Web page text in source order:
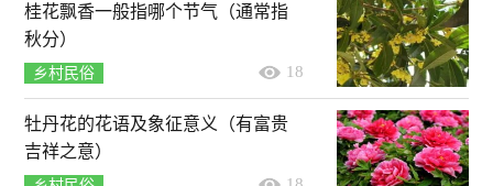
桂花飘香一般指哪个节气（通常指
秋分）
乡村民俗 18
牡丹花的花语及象征意义（有富贵
吉祥之意）